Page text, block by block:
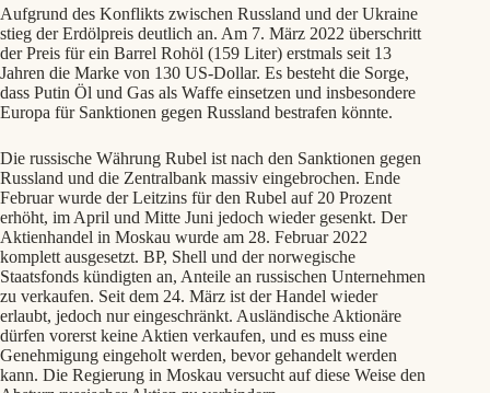
Aufgrund des Konflikts zwischen Russland und der Ukraine
stieg der Erdölpreis deutlich an. Am 7. März 2022 überschritt
der Preis für ein Barrel Rohöl (159 Liter) erstmals seit 13
Jahren die Marke von 130 US-Dollar. Es besteht die Sorge,
dass Putin Öl und Gas als Waffe einsetzen und insbesondere
Europa für Sanktionen gegen Russland bestrafen könnte.
Die russische Währung Rubel ist nach den Sanktionen gegen
Russland und die Zentralbank massiv eingebrochen. Ende
Februar wurde der Leitzins für den Rubel auf 20 Prozent
erhöht, im April und Mitte Juni jedoch wieder gesenkt. Der
Aktienhandel in Moskau wurde am 28. Februar 2022
komplett ausgesetzt. BP, Shell und der norwegische
Staatsfonds kündigten an, Anteile an russischen Unternehmen
zu verkaufen. Seit dem 24. März ist der Handel wieder
erlaubt, jedoch nur eingeschränkt. Ausländische Aktionäre
dürfen vorerst keine Aktien verkaufen, und es muss eine
Genehmigung eingeholt werden, bevor gehandelt werden
kann. Die Regierung in Moskau versucht auf diese Weise den